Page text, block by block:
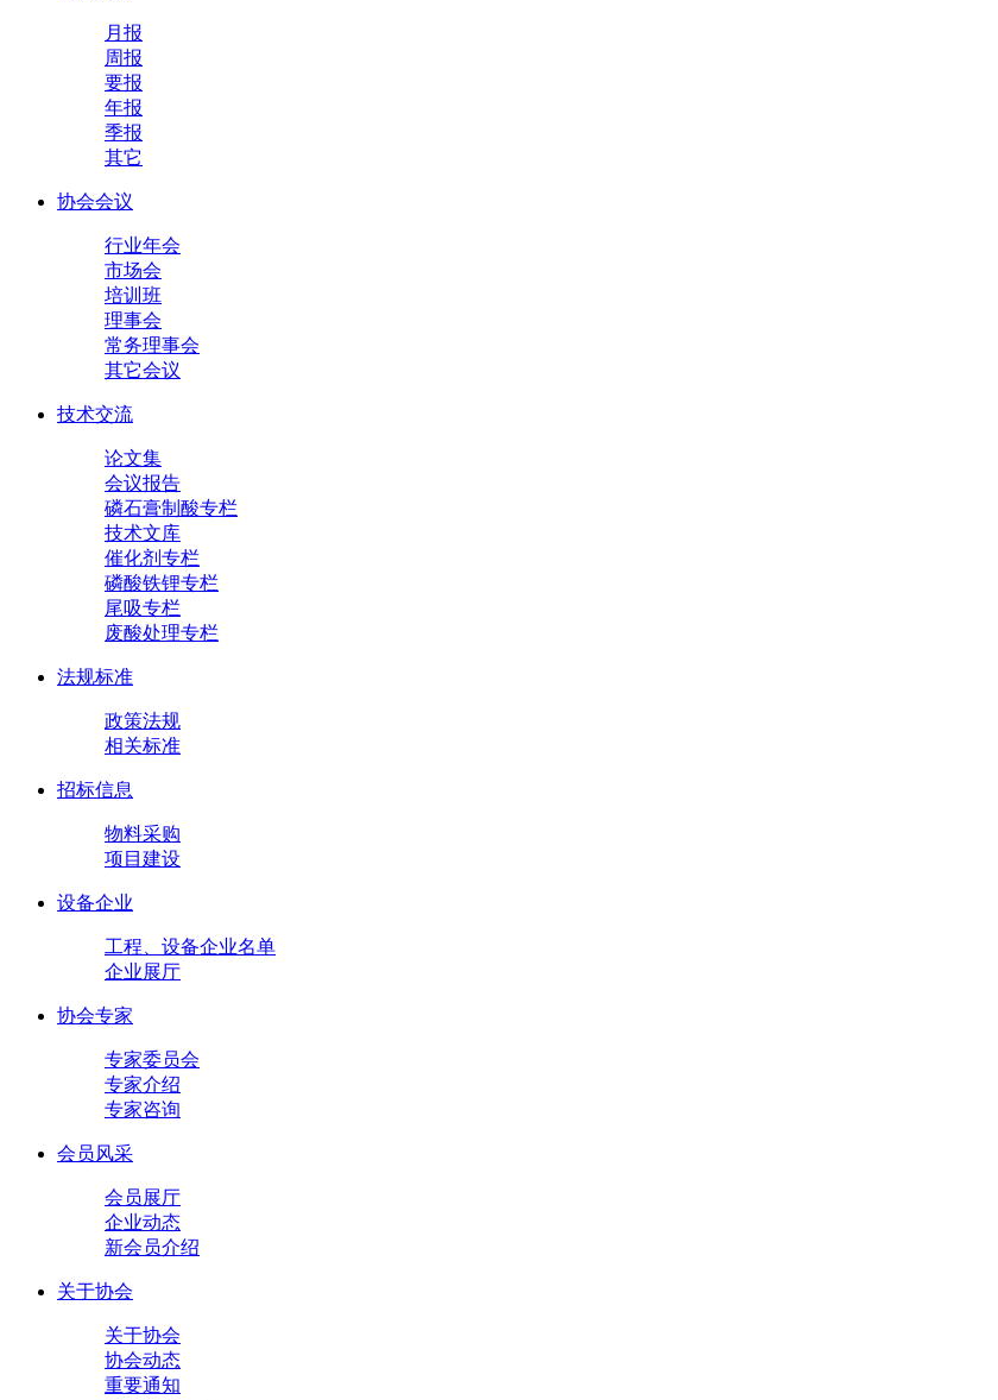
月报
周报
要报
年报
季报
其它
协会会议
行业年会
市场会
培训班
理事会
常务理事会
其它会议
技术交流
论文集
会议报告
磷石膏制酸专栏
技术文库
催化剂专栏
磷酸铁锂专栏
尾吸专栏
废酸处理专栏
法规标准
政策法规
相关标准
招标信息
物料采购
项目建设
设备企业
工程、设备企业名单
企业展厅
协会专家
专家委员会
专家介绍
专家咨询
会员风采
会员展厅
企业动态
新会员介绍
关于协会
关于协会
协会动态
重要通知